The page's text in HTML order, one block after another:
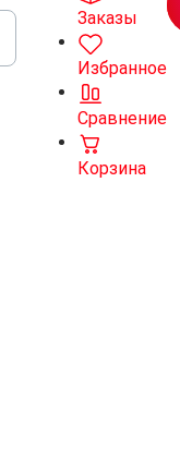
Заказы
Избранное
Сравнение
Корзина